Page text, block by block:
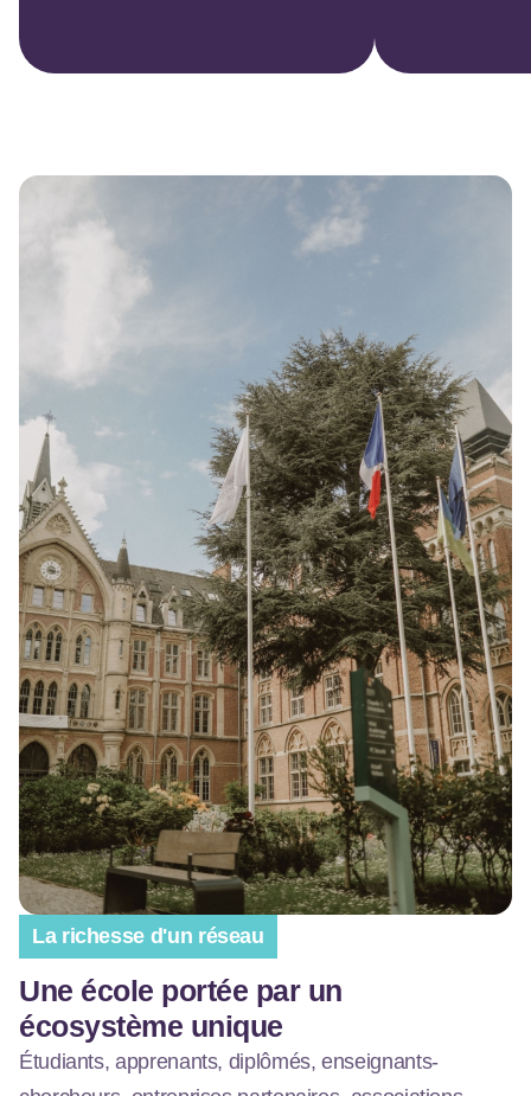
La richesse d'un réseau
Une école portée par un
écosystème unique
Étudiants, apprenants, diplômés, enseignants-